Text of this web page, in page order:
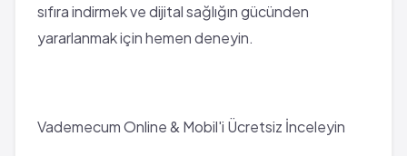
sıfıra indirmek ve dijital sağlığın gücünden
yararlanmak için hemen deneyin.
Vademecum Online & Mobil'i Ücretsiz İnceleyin